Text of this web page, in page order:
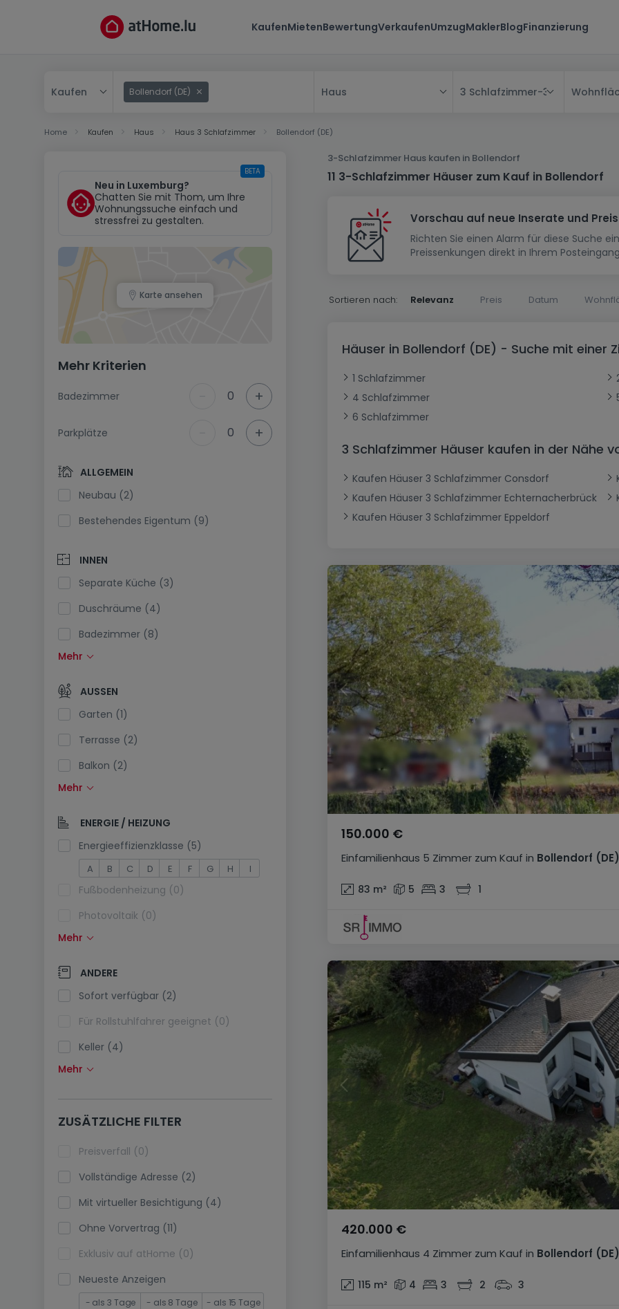
KaufenMietenBewertungVerkaufenUmzugMaklerBlogFinanzierung
Kaufen Bollendorf (DE) Haus
Haus
Reihenhaus
Doppelhaushälfte
Herrenhaus
Landhaus
Bungalow
Wohnung
Schlafzimmer
1-Zimmer-Apartment
Maisonnette
Erdgeschoss
Wohnanlage
Wohnsiedlung
Haus bauen
Musterhaus
Renditeobjekt
Gewerbliches Grundstück
Garage - Parkplatz
Gewerbe
Geschäft
Restaurant
3 Schlafzimmer- 3 Schlafzimmer
Home Kaufen Haus Haus 3 Schlafzimmer Bollendorf (DE)
3-Schlafzimmer Haus kaufen in Bollendorf
11 3-Schlafzimmer Häuser zum Kauf in Bollendorf
Vorschau auf neue Inserate und
Richten Sie einen Alarm für diese Suche
Preissenkungen direkt in Ihrem
Sortieren nach: Relevanz Preis Datum
Häuser in Bollendorf (DE) - Suche mit einer
1 Schlafzimmer
4 Schlafzimmer
6 Schlafzimmer
3 Schlafzimmer Häuser kaufen in der Nähe
Kaufen Häuser 3 Schlafzimmer Consdorf
Kaufen Häuser 3 Schlafzimmer Echternacherbrück
Kaufen Häuser 3 Schlafzimmer Eppeldorf
Einfamilienhaus 5 Zimmer zum Kauf in Bollendorf (DE)
150.000 €
83 m² 5 3 1
Einfamilienhaus 4 Zimmer zum Kauf in Bollendorf (DE)
420.000 €
115 m² 4 3 2 3
Neu in Luxemburg?
Chatten Sie mit Thom, um Ihre
Wohnungssuche einfach und
stressfrei zu gestalten.
BETA
Karte ansehen
Mehr Kriterien
Badezimmer 0 +
Parkplätze 0 +
ALLGEMEIN
Neubau (2)
Bestehendes Eigentum (9)
INNEN
Separate Küche (3)
Duschräume (4)
Badezimmer (8)
Einbauküche (5)
Offene Küche (0)
Separate Toilette (1)
Mehr
AUSSEN
Garten (1)
Terrasse (2)
Balkon (2)
Schwimmbecken (0)
Südlage (0)
Stromanschluss am Parkplatz (0)
Mehr
ENERGIE / HEIZUNG
Energieeffizienzklasse (5)
A B C D E F G H I
Fußbodenheizung (0)
Photovoltaik (0)
Solarzellen (0)
Wärmepumpe (2)
Klimaanlagen (0)
Glasfaser (0)
Mehr
ANDERE
Sofort verfügbar (2)
Für Rollstuhlfahrer geeignet (0)
Keller (4)
Dachboden (3)
Fahrstuhl (0)
immobilienleibrente (0)
Ferienimmobilien (0)
Mehr
ZUSÄTZLICHE FILTER
Preisverfall (0)
Vollständige Adresse (2)
Mit virtueller Besichtigung (4)
Ohne Vorvertrag (11)
Exklusiv auf atHome (0)
Neueste Anzeigen
- als 3 Tage - als 8 Tage - als 15 Tage